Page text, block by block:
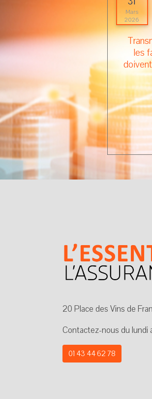
Mars
2026
les
20 Place des Vins de
Contactez-nous du lundi
01 43 44 62 78